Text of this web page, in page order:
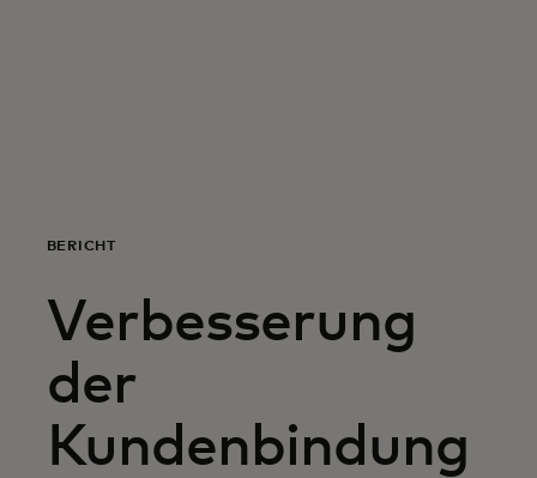
Neuigkeiten und Trends
BERICHT
Verbesserung
der
Kundenbindung